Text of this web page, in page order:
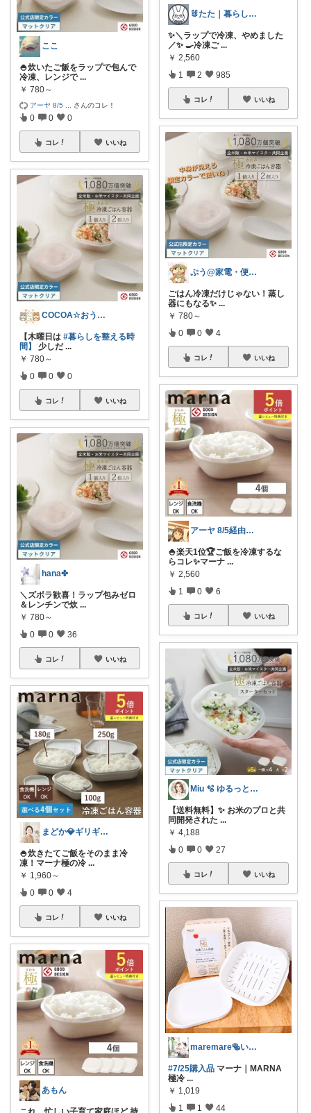
ここ
🍚炊いたご飯をラップで包んで
冷凍、レンジで ...
￥ 780～
アーヤ 8/5 さんのコレ！
0 0 0
コレ いいね
COCOA☆おうちカフェROOM
【木曜日は #暮らしを整える時
間】
少しだ ...
￥ 780～
0 0 0
コレ いいね
hana✤
＼ズボラ歓喜！ラップ包みゼロ
＆レンチンで炊 ...
￥ 780～
0 0 36
コレ いいね
まどか💎ギリギリアラサーOL
🍚炊きたてご飯をそのまま冷
凍！マーナ極の冷 ...
￥ 1,960～
0 0 4
コレ いいね
あもん
🐰たた｜暮らしと子育て
✨＼ラップで冷凍、やめました
／✨ 🍳冷凍ご ...
￥ 2,560
1 2 985
コレ いいね
ぷう@家電・便利グッズ・美味しいもの
​ごはん冷凍だけじゃない！蒸し
器にもなる✨ ...
￥ 780～
0 0 4
コレ いいね
アーヤ 8/5経由ありがとうございます
🍚楽天1位🏆ご飯を冷凍するな
らコレ✨マーナ ...
￥ 2,560
1 0 6
コレ いいね
Miu 🫧 ゆるっと自分磨き。
【送料無料】✨ お米のプロと共
同開発された ...
￥ 4,188
0 0 27
コレ いいね
maremare🥯いつも🙏💕
#7/25購入品 マーナ｜MARNA
極冷 ...
￥ 1,019
1 1 44